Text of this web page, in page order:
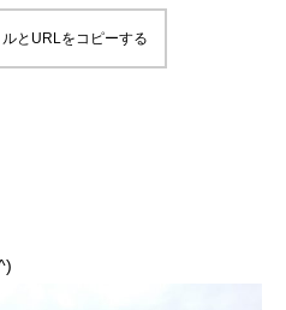
とURLをコピーする